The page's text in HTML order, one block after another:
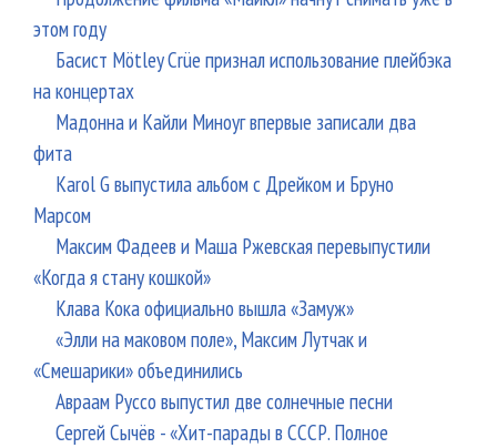
этом году
Басист Mötley Crüe признал использование плейбэка
на концертах
Мадонна и Кайли Миноуг впервые записали два
фита
Karol G выпустила альбом с Дрейком и Бруно
Марсом
Максим Фадеев и Маша Ржевская перевыпустили
«Когда я стану кошкой»
Клава Кока официально вышла «Замуж»
«Элли на маковом поле», Максим Лутчак и
«Смешарики» объединились
Авраам Руссо выпустил две солнечные песни
Сергей Сычёв - «Хит-парады в СССР. Полное